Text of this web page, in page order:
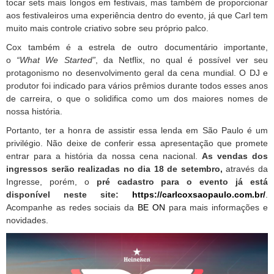
tocar sets mais longos em festivais, mas também de proporcionar
aos festivaleiros uma experiência dentro do evento, já que Carl tem
muito mais controle criativo sobre seu próprio palco.
Cox também é a estrela de outro documentário importante,
o “What We Started”, da Netflix, no qual é possível ver seu
protagonismo no desenvolvimento geral da cena mundial. O DJ e
produtor foi indicado para vários prêmios durante todos esses anos
de carreira, o que o solidifica como um dos maiores nomes de
nossa história.
Portanto, ter a honra de assistir essa lenda em São Paulo é um
privilégio. Não deixe de conferir essa apresentação que promete
entrar para a história da nossa cena nacional.
As vendas dos
ingressos serão realizadas no dia 18 de setembro, através da
Ingresse, porém, opré cadastro para o evento já está
disponível neste site: https://carlcoxsaopaulo.com.br/
Acompanhe as redes sociais da BE ON para mais informações e
novidades.